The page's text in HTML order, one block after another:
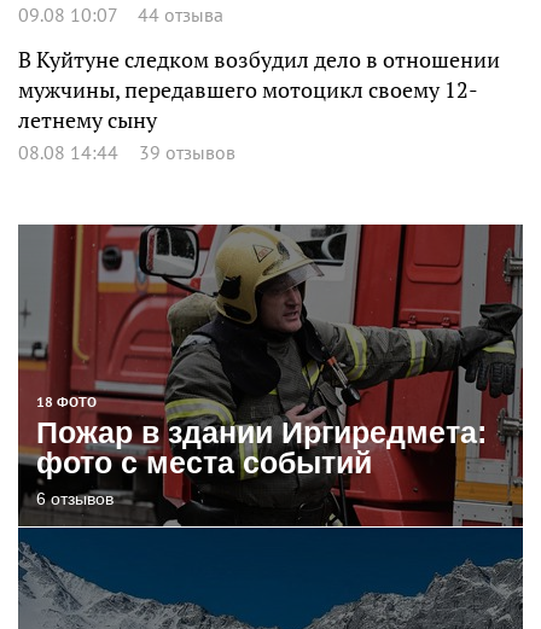
09.08 10:07 44 отзыва
В Куйтуне следком возбудил дело в отношении
мужчины, передавшего мотоцикл своему 12-
летнему сыну
08.08 14:44 39 отзывов
18 ФОТО
Пожар в здании Иргиредмета:
фото с места событий
6 отзывов